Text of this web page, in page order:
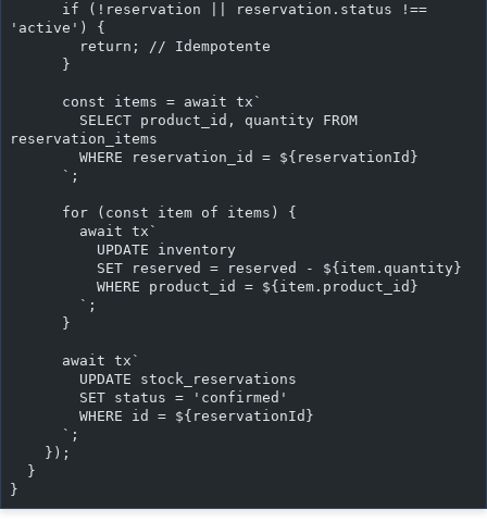
'active') {
        return; // Idempotente
      }
      const items = await tx`
reservation_items
        WHERE reservation_id = ${reservationId}
      `;
      for (const item of items) {
        await tx`
          UPDATE inventory
          SET reserved = reserved - ${item.quantity}
          WHERE product_id = ${item.product_id}
        `;
      }
      await tx`
        UPDATE stock_reservations
        SET status = 'confirmed'
        WHERE id = ${reservationId}
      `;
    });
  }
}